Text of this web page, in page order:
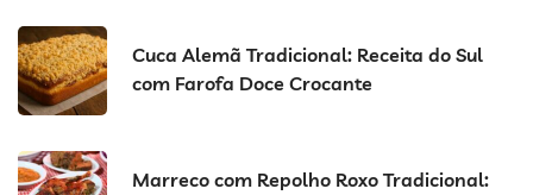
Cuca Alemã Tradicional: Receita do Sul
com Farofa Doce Crocante
Marreco com Repolho Roxo Tradicional: